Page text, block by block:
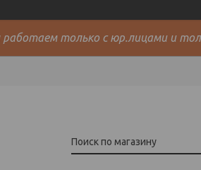
только с юр.лицами и